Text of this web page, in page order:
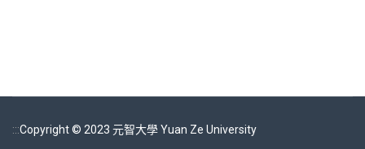
:::Copyright © 2023 元智大學 Yuan Ze University